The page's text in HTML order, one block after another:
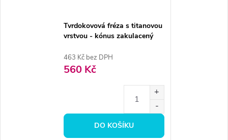
Tvrdokovová fréza s titanovou
vrstvou - kónus zakulacený
463 Kč bez DPH
560 Kč
DO KOŠÍKU